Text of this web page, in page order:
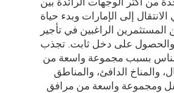
إلى الإمارات وبدء حياة
المستثمرين الراغبين في تأجير
والحصول على دخل ثابت. تجذب
الناس بسبب مجموعة واسعة من
والمناخ الدافئ، والمناطق
ومجموعة واسعة من مرافق